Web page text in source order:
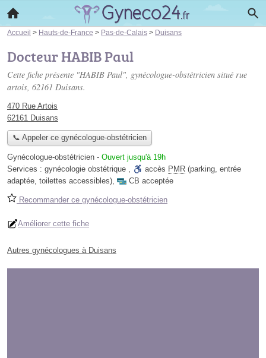
Accueil > Hauts-de-France > Pas-de-Calais > Duisans
Docteur HABIB Paul
Cette fiche présente "HABIB Paul", gynécologue-obstétricien situé rue
artois, 62161 Duisans.
470 Rue Artois
62161 Duisans
📞 Appeler ce gynécologue-obstétricien
Gynécologue-obstétricien - Ouvert jusqu'à 19h
Services : gynécologie obstétrique , accès PMR (parking, entrée
adaptée, toilettes accessibles), CB acceptée
Recommander ce gynécologue-obstétricien
Améliorer cette fiche
Autres gynécologues à Duisans